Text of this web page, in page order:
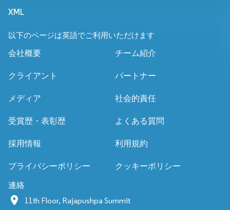
XML
以下のページは英語でご利用いただけます
会社概要 チーム紹介
クライアント パートナー
メディア 社会的責任
受賞歴・表彰歴 よくある質問
採用情報 利用規約
プライバシーポリシー クッキーポリシー
連絡
11th Floor, Rajapushpa Summit